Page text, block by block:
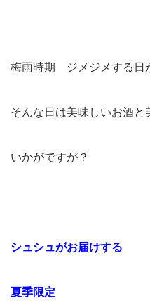
梅雨時期 ジメジメする日
そんな日は美味しいお酒と
いかがですが？
シュシュがお届けする
夏季限定